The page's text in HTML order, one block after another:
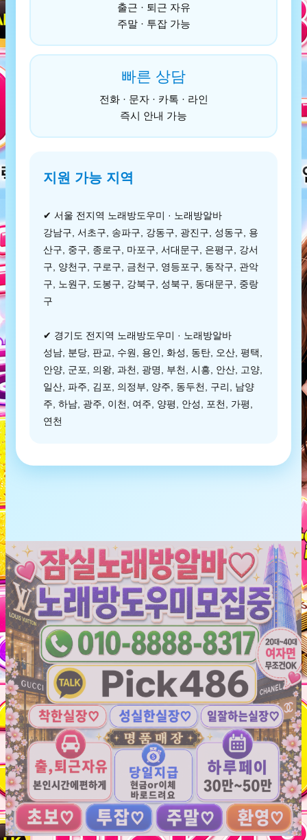
출근 · 퇴근 자유
주말 · 투잡 가능
빠른 상담
전화 · 문자 · 카톡 · 라인
즉시 안내 가능
지원 가능 지역
✔ 서울 전지역 노래방도우미 · 노래방알바
강남구, 서초구, 송파구, 강동구, 광진구, 성동구, 용
산구, 중구, 종로구, 마포구, 서대문구, 은평구, 강서
구, 양천구, 구로구, 금천구, 영등포구, 동작구, 관악
구, 노원구, 도봉구, 강북구, 성북구, 동대문구, 중랑
구
✔ 경기도 전지역 노래방도우미 · 노래방알바
성남, 분당, 판교, 수원, 용인, 화성, 동탄, 오산, 평택,
안양, 군포, 의왕, 과천, 광명, 부천, 시흥, 안산, 고양,
일산, 파주, 김포, 의정부, 양주, 동두천, 구리, 남양
주, 하남, 광주, 이천, 여주, 양평, 안성, 포천, 가평,
연천